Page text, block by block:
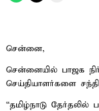
சென்னை,
சென்னையில் பாஜக
செய்தியாளர்களை
“தமிழ்நாடு தேர்தலில்